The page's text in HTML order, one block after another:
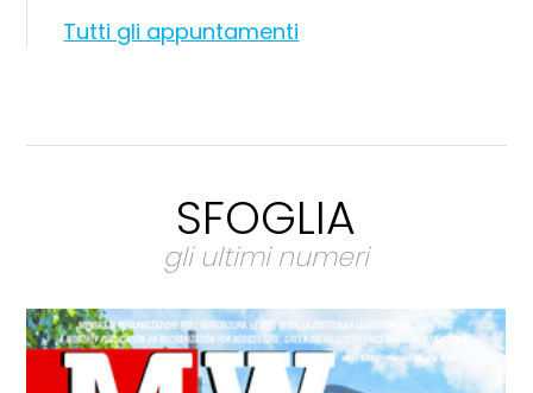
Tutti gli appuntamenti
SFOGLIA
gli ultimi numeri